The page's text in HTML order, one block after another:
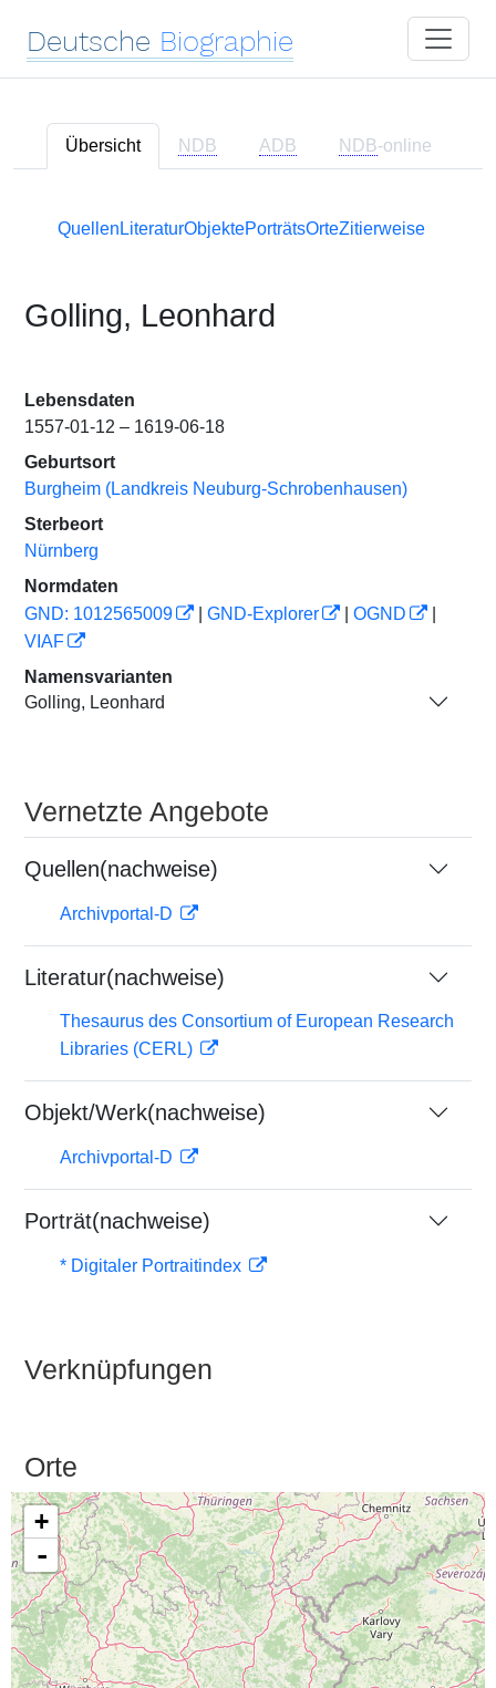
Deutsche Biographie
Übersicht NDB ADB NDB-online
Quellen LiteraturObjektePorträtsOrteZitierweise
Golling, Leonhard
Lebensdaten
1557-01-12 – 1619-06-18
Geburtsort
Burgheim (Landkreis Neuburg-Schrobenhausen)
Sterbeort
Nürnberg
Normdaten
GND: 1012565009
GND-Explorer OGND
VIAF
Namensvarianten
Golling, Leonhard
Vernetzte Angebote
Quellen(nachweise)
Archivportal-D
Literatur(nachweise)
Thesaurus des Consortium of European Research
Libraries (CERL)
Objekt/Werk(nachweise)
Archivportal-D
Porträt(nachweise)
* Digitaler Portraitindex
Verknüpfungen
Orte
+
-